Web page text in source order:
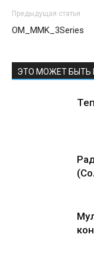
Предыдущая статья
OM_MMK_3Series
ЭТО МОЖЕТ БЫТЬ